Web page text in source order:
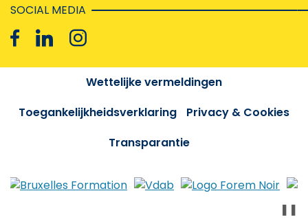
SOCIAL MEDIA
Wettelijke vermeldingen
Toegankelijkheidsverklaring
Privacy & Cookies
Transparantie
❚❚